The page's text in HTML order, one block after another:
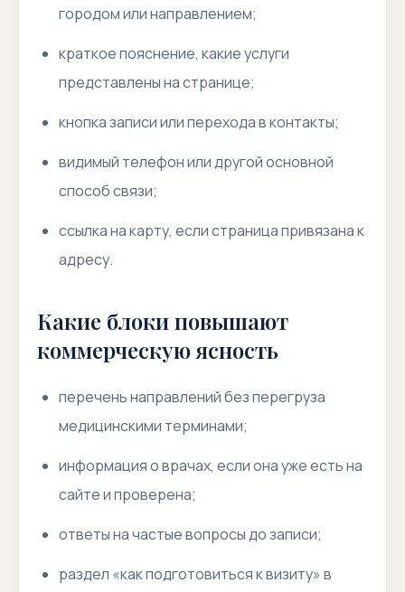
городом или направлением;
краткое пояснение, какие услуги
представлены на странице;
кнопка записи или перехода в контакты;
видимый телефон или другой основной
способ связи;
ссылка на карту, если страница привязана к
адресу.
Какие блоки повышают
коммерческую ясность
перечень направлений без перегруза
медицинскими терминами;
информация о врачах, если она уже есть на
сайте и проверена;
ответы на частые вопросы до записи;
раздел «как подготовиться к визиту» в